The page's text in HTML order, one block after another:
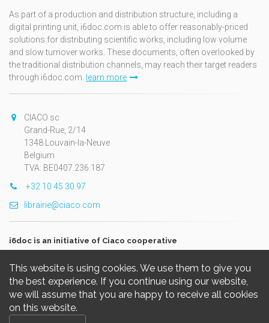
This website is using cookies. We use them to give you
the best experience. If you continue using our website,
we will assume that you are happy to receive all cookies
on this website.
As part of a production and distribution structure, including a
digital printing unit, i6doc.com is able to offer reasonably-priced
solutions for distributing scientific works, including low volume
and slow turnover works. These documents, often overlooked by
the traditional distribution channels, may reach their target readers
through i6doc.com.
learn more
CIACO sc
Grand-Rue, 2/14
1348 Louvain-la-Neuve
Belgium
TVA: BE0407.236.187
+32 10 45 30 97
librairie@ciaco.com
i6doc is an initiative of Ciaco cooperative